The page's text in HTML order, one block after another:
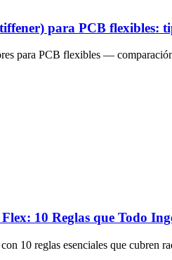
para PCB flexibles:
para PCB flexibles —
10 Reglas que Todo
10 reglas esenciales que cubren